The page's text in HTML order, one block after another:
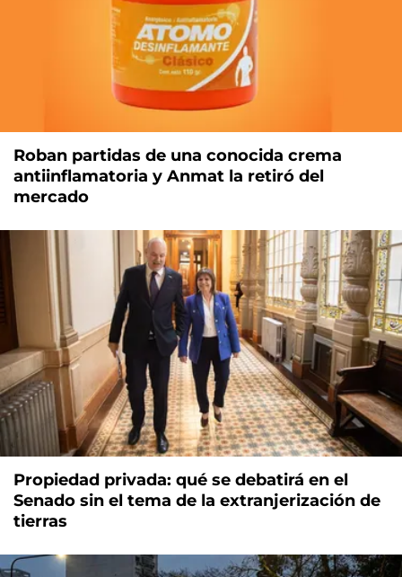
Roban partidas de una conocida crema
antiinflamatoria y Anmat la retiró del
mercado
Propiedad privada: qué se debatirá en el
Senado sin el tema de la extranjerización de
tierras